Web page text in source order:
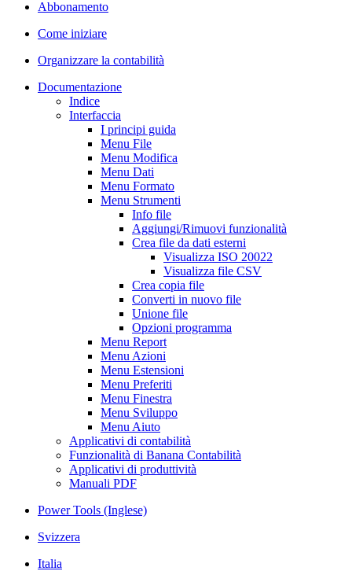
Abbonamento
Come iniziare
Organizzare la contabilità
Documentazione
Indice
Interfaccia
I principi guida
Menu File
Menu Modifica
Menu Dati
Menu Formato
Menu Strumenti
Info file
Aggiungi/Rimuovi funzionalità
Crea file da dati esterni
Visualizza ISO 20022
Visualizza file CSV
Crea copia file
Converti in nuovo file
Unione file
Opzioni programma
Menu Report
Menu Azioni
Menu Estensioni
Menu Preferiti
Menu Finestra
Menu Sviluppo
Menu Aiuto
Applicativi di contabilità
Funzionalità di Banana Contabilità
Applicativi di produttività
Manuali PDF
Power Tools (Inglese)
Svizzera
Italia